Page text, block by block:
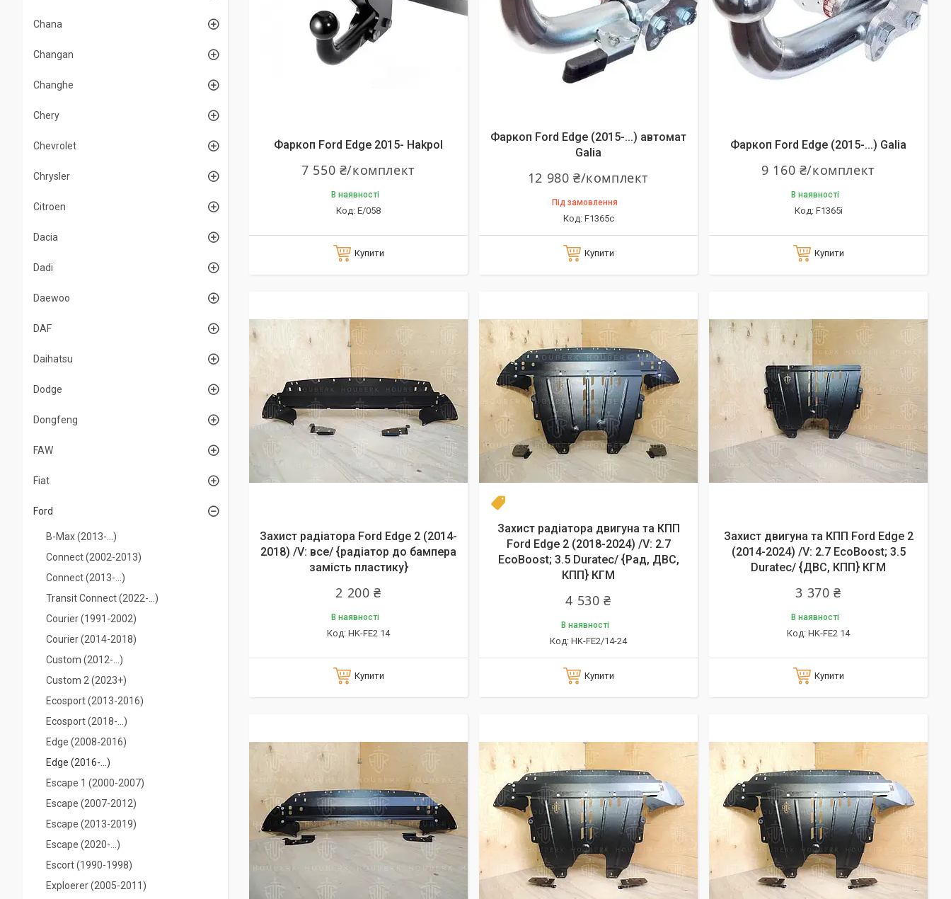
Фаркоп Ford Edge 2015- Hakpol
7 550 ₴/комплект
В наявності
E/058
Купити
Фаркоп Ford Edge (2015-...) автомат
Galia
12 980 ₴/комплект
Під замовлення
F1365c
Купити
Фаркоп Ford Edge (2015-...) Galia
9 160 ₴/комплект
В наявності
F1365i
Купити
Захист радіатора Ford Edge 2 (2014-
2018) /V: все/ {радіатор до бампера
замість пластику}
2 200 ₴
В наявності
HK-FE2 14
Купити
Захист радіатора двигуна та КПП
Ford Edge 2 (2018-2024) /V: 2.7
EcoBoost; 3.5 Duratec/ {Рад, ДВС,
КПП} КГМ
4 530 ₴
В наявності
HK-FE2/14-24
Купити
Захист двигуна та КПП Ford Edge 2
(2014-2024) /V: 2.7 EcoBoost; 3.5
Duratec/ {ДВС, КПП} КГМ
3 370 ₴
В наявності
HK-FE2 14
Купити
Chana
Changan
Changhe
Chery
Chevrolet
Chrysler
Citroen
Dacia
Dadi
Daewoo
DAF
Daihatsu
Dodge
Dongfeng
FAW
Fiat
Ford
B-Max (2013-...)
Connect (2002-2013)
Connect (2013-...)
Transit Connect (2022-...)
Courier (1991-2002)
Courier (2014-2018)
Custom (2012-…)
Custom 2 (2023+)
Ecosport (2013-2016)
Ecosport (2018-…)
Edge (2008-2016)
Edge (2016-...)
Escape 1 (2000-2007)
Escape (2007-2012)
Escape (2013-2019)
Escape (2020-...)
Escort (1990-1998)
Exploerer (2005-2011)